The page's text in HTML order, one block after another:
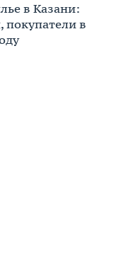
в Казани:
покупатели в